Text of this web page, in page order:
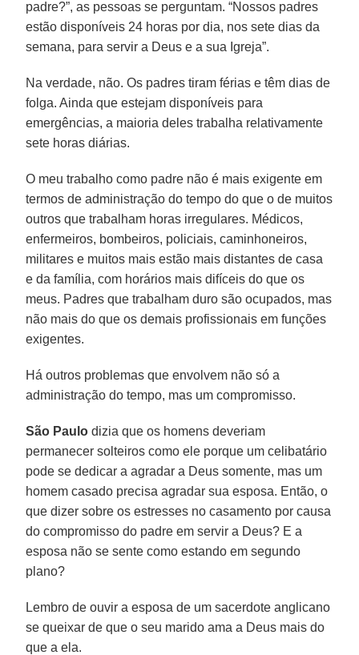
padre?”, as pessoas se perguntam. “Nossos padres
estão disponíveis 24 horas por dia, nos sete dias da
semana, para servir a Deus e a sua Igreja”.
Na verdade, não. Os padres tiram férias e têm dias de
folga. Ainda que estejam disponíveis para
emergências, a maioria deles trabalha relativamente
sete horas diárias.
O meu trabalho como padre não é mais exigente em
termos de administração do tempo do que o de muitos
outros que trabalham horas irregulares. Médicos,
enfermeiros, bombeiros, policiais, caminhoneiros,
militares e muitos mais estão mais distantes de casa
e da família, com horários mais difíceis do que os
meus. Padres que trabalham duro são ocupados, mas
não mais do que os demais profissionais em funções
exigentes.
Há outros problemas que envolvem não só a
administração do tempo, mas um compromisso.
São Paulo dizia que os homens deveriam
permanecer solteiros como ele porque um celibatário
pode se dedicar a agradar a Deus somente, mas um
homem casado precisa agradar sua esposa. Então, o
que dizer sobre os estresses no casamento por causa
do compromisso do padre em servir a Deus? E a
esposa não se sente como estando em segundo
plano?
Lembro de ouvir a esposa de um sacerdote anglicano
se queixar de que o seu marido ama a Deus mais do
que a ela.